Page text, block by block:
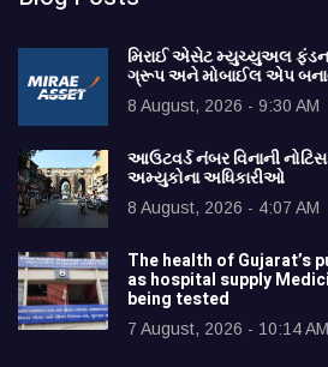
મિરાઈ એસેટ મ્યુચ્યુઅલ
ગ્રૂપ અને મોબાઈલ એપ
8 August, 2026 - 9:30 AM
આઉટવર્ડ નંબર વિનાની
અમ્યુકોના અધિકારીઓ
8 August, 2026 - 4:07 AM
The health of Gujarat’s
as hospital supply
being tested
7 August, 2026 - 10:14 AM